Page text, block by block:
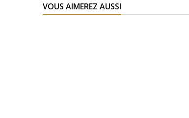
VOUS AIMEREZ AUSSI